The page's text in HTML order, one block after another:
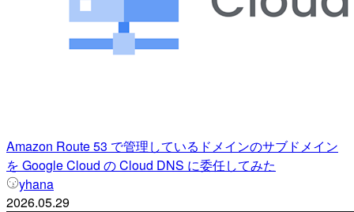
Amazon Route 53 で管理しているドメインのサブドメイン
を Google Cloud の Cloud DNS に委任してみた
yhana
2026.05.29